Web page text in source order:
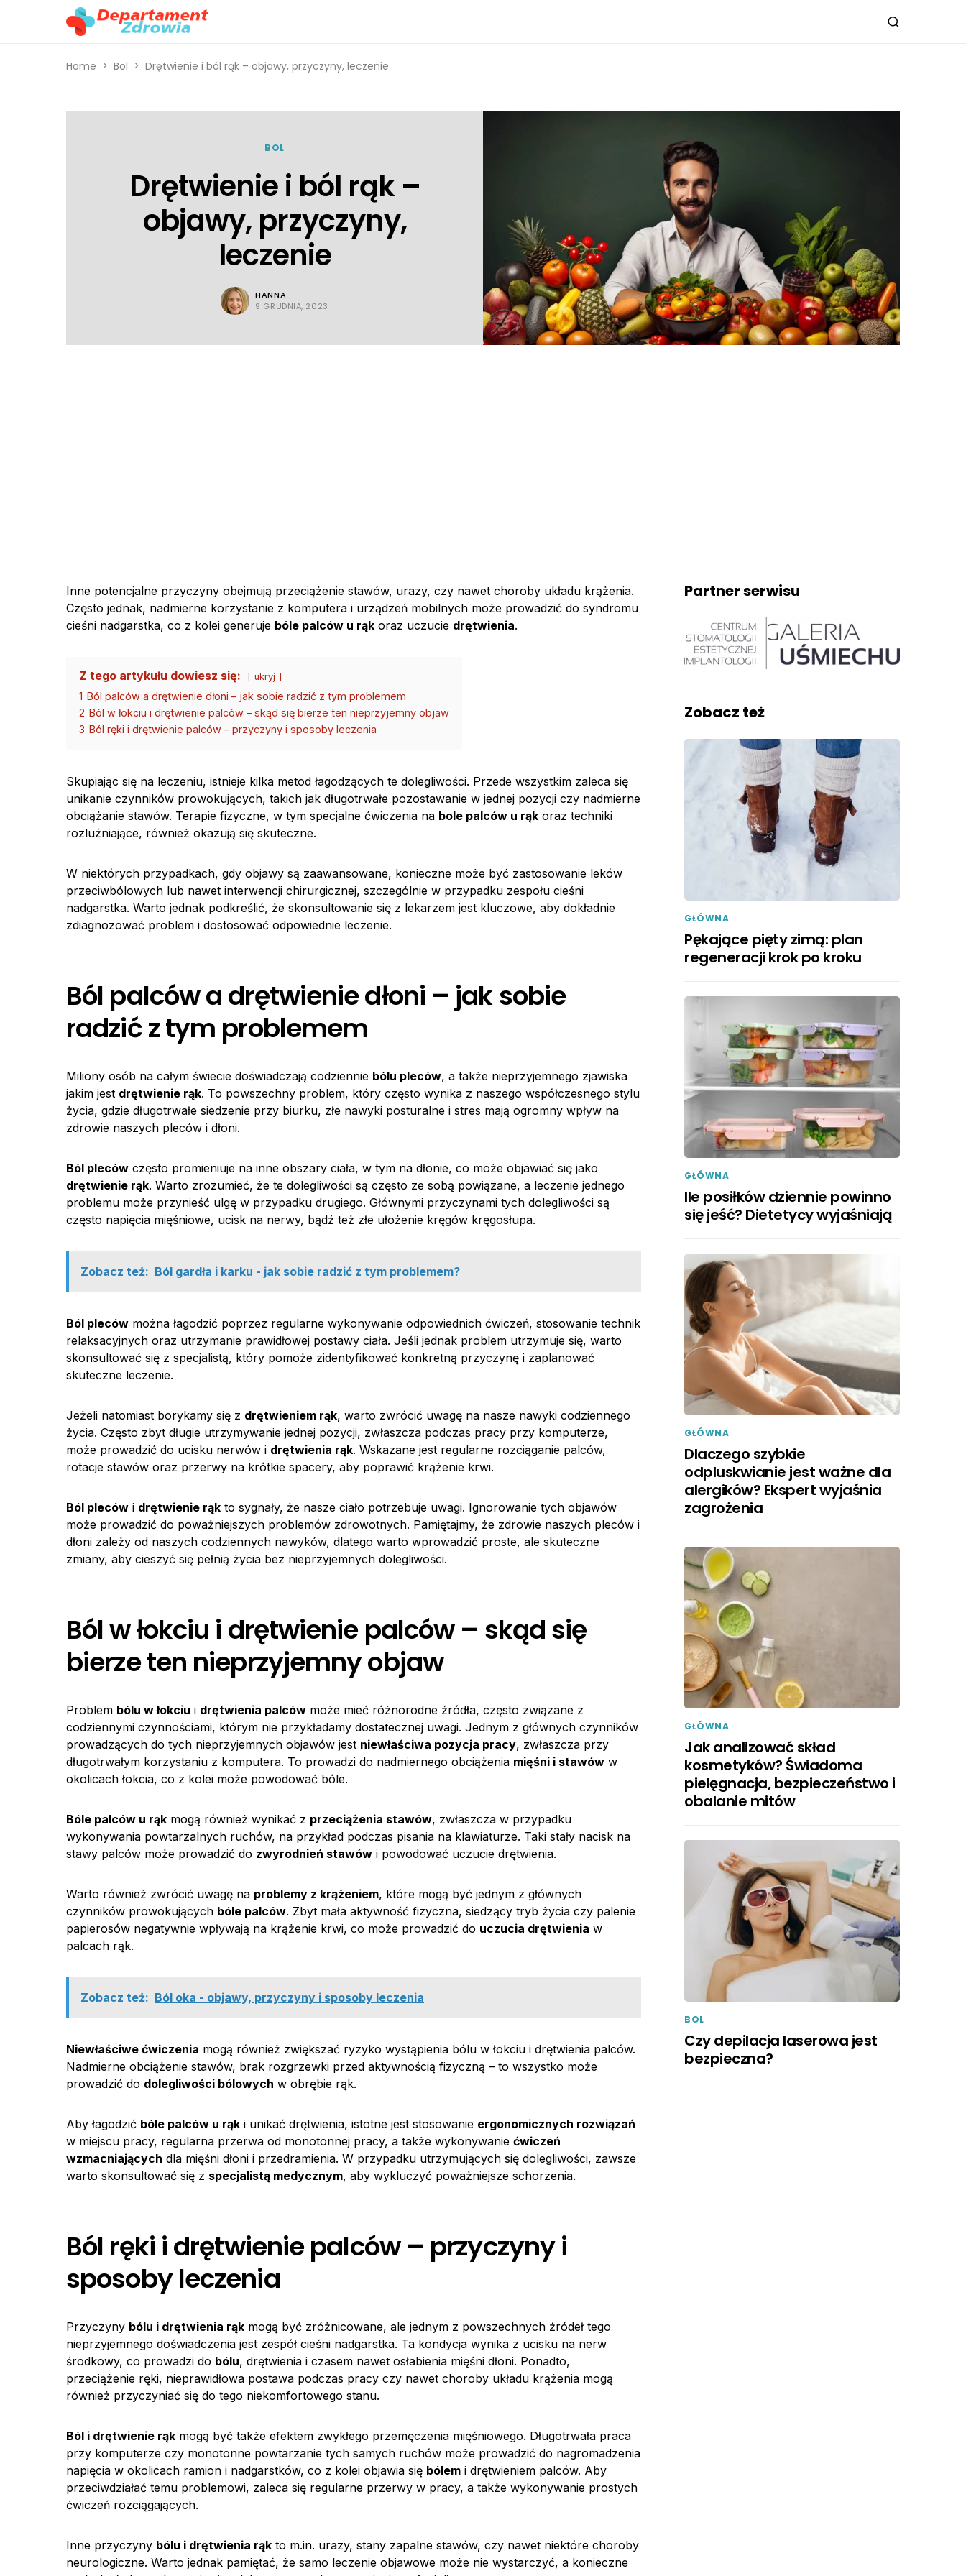
Home Bol Drętwienie i ból rąk – objawy, przyczyny, leczenie
BOL
Drętwienie i ból rąk –
objawy, przyczyny,
leczenie
HANNA
9 GRUDNIA, 2023
Inne potencjalne przyczyny obejmują przeciążenie stawów, urazy, czy nawet choroby układu krążenia.
Często jednak, nadmierne korzystanie z komputera i urządzeń mobilnych może prowadzić do syndromu
cieśni nadgarstka, co z kolei generuje bóle palców u rąk oraz uczucie drętwienia.
Z tego artykułu dowiesz się: ukryj
1 Ból palców a drętwienie dłoni – jak sobie radzić z tym problemem
2 Ból w łokciu i drętwienie palców – skąd się bierze ten nieprzyjemny objaw
3 Ból ręki i drętwienie palców – przyczyny i sposoby leczenia
Skupiając się na leczeniu, istnieje kilka metod łagodzących te dolegliwości. Przede wszystkim zaleca się
unikanie czynników prowokujących, takich jak długotrwałe pozostawanie w jednej pozycji czy nadmierne
obciążanie stawów. Terapie fizyczne, w tym specjalne ćwiczenia na bole palców u rąk oraz techniki
rozluźniające, również okazują się skuteczne.
W niektórych przypadkach, gdy objawy są zaawansowane, konieczne może być zastosowanie leków
przeciwbólowych lub nawet interwencji chirurgicznej, szczególnie w przypadku zespołu cieśni
nadgarstka. Warto jednak podkreślić, że skonsultowanie się z lekarzem jest kluczowe, aby dokładnie
zdiagnozować problem i dostosować odpowiednie leczenie.
Ból palców a drętwienie dłoni – jak sobie
radzić z tym problemem
Miliony osób na całym świecie doświadczają codziennie bólu pleców, a także nieprzyjemnego zjawiska
jakim jest drętwienie rąk. To powszechny problem, który często wynika z naszego współczesnego stylu
życia, gdzie długotrwałe siedzenie przy biurku, złe nawyki posturalne i stres mają ogromny wpływ na
zdrowie naszych pleców i dłoni.
Ból pleców często promieniuje na inne obszary ciała, w tym na dłonie, co może objawiać się jako
drętwienie rąk. Warto zrozumieć, że te dolegliwości są często ze sobą powiązane, a leczenie jednego
problemu może przynieść ulgę w przypadku drugiego. Głównymi przyczynami tych dolegliwości są
często napięcia mięśniowe, ucisk na nerwy, bądź też złe ułożenie kręgów kręgosłupa.
Zobacz też: Ból gardła i karku - jak sobie radzić z tym problemem?
Ból pleców można łagodzić poprzez regularne wykonywanie odpowiednich ćwiczeń, stosowanie technik
relaksacyjnych oraz utrzymanie prawidłowej postawy ciała. Jeśli jednak problem utrzymuje się, warto
skonsultować się z specjalistą, który pomoże zidentyfikować konkretną przyczynę i zaplanować
skuteczne leczenie.
Jeżeli natomiast borykamy się z drętwieniem rąk, warto zwrócić uwagę na nasze nawyki codziennego
życia. Często zbyt długie utrzymywanie jednej pozycji, zwłaszcza podczas pracy przy komputerze,
może prowadzić do ucisku nerwów i drętwienia rąk. Wskazane jest regularne rozciąganie palców,
rotacje stawów oraz przerwy na krótkie spacery, aby poprawić krążenie krwi.
Ból pleców i drętwienie rąk to sygnały, że nasze ciało potrzebuje uwagi. Ignorowanie tych objawów
może prowadzić do poważniejszych problemów zdrowotnych. Pamiętajmy, że zdrowie naszych pleców i
dłoni zależy od naszych codziennych nawyków, dlatego warto wprowadzić proste, ale skuteczne
zmiany, aby cieszyć się pełnią życia bez nieprzyjemnych dolegliwości.
Ból w łokciu i drętwienie palców – skąd się
bierze ten nieprzyjemny objaw
Problem bólu w łokciu i drętwienia palców może mieć różnorodne źródła, często związane z
codziennymi czynnościami, którym nie przykładamy dostatecznej uwagi. Jednym z głównych czynników
prowadzących do tych nieprzyjemnych objawów jest niewłaściwa pozycja pracy, zwłaszcza przy
długotrwałym korzystaniu z komputera. To prowadzi do nadmiernego obciążenia mięśni i stawów w
okolicach łokcia, co z kolei może powodować bóle.
Bóle palców u rąk mogą również wynikać z przeciążenia stawów, zwłaszcza w przypadku
wykonywania powtarzalnych ruchów, na przykład podczas pisania na klawiaturze. Taki stały nacisk na
stawy palców może prowadzić do zwyrodnień stawów i powodować uczucie drętwienia.
Warto również zwrócić uwagę na problemy z krążeniem, które mogą być jednym z głównych
czynników prowokujących bóle palców. Zbyt mała aktywność fizyczna, siedzący tryb życia czy palenie
papierosów negatywnie wpływają na krążenie krwi, co może prowadzić do uczucia drętwienia w
palcach rąk.
Zobacz też: Ból oka - objawy, przyczyny i sposoby leczenia
Niewłaściwe ćwiczenia mogą również zwiększać ryzyko wystąpienia bólu w łokciu i drętwienia palców.
Nadmierne obciążenie stawów, brak rozgrzewki przed aktywnością fizyczną – to wszystko może
prowadzić do dolegliwości bólowych w obrębie rąk.
Aby łagodzić bóle palców u rąk i unikać drętwienia, istotne jest stosowanie ergonomicznych rozwiązań
w miejscu pracy, regularna przerwa od monotonnej pracy, a także wykonywanie ćwiczeń
wzmacniających dla mięśni dłoni i przedramienia. W przypadku utrzymujących się dolegliwości, zawsze
warto skonsultować się z specjalistą medycznym, aby wykluczyć poważniejsze schorzenia.
Ból ręki i drętwienie palców – przyczyny i
sposoby leczenia
Przyczyny bólu i drętwienia rąk mogą być zróżnicowane, ale jednym z powszechnych źródeł tego
nieprzyjemnego doświadczenia jest zespół cieśni nadgarstka. Ta kondycja wynika z ucisku na nerw
środkowy, co prowadzi do bólu, drętwienia i czasem nawet osłabienia mięśni dłoni. Ponadto,
przeciążenie ręki, nieprawidłowa postawa podczas pracy czy nawet choroby układu krążenia mogą
również przyczyniać się do tego niekomfortowego stanu.
Ból i drętwienie rąk mogą być także efektem zwykłego przemęczenia mięśniowego. Długotrwała praca
przy komputerze czy monotonne powtarzanie tych samych ruchów może prowadzić do nagromadzenia
napięcia w okolicach ramion i nadgarstków, co z kolei objawia się bólem i drętwieniem palców. Aby
przeciwdziałać temu problemowi, zaleca się regularne przerwy w pracy, a także wykonywanie prostych
ćwiczeń rozciągających.
Inne przyczyny bólu i drętwienia rąk to m.in. urazy, stany zapalne stawów, czy nawet niektóre choroby
neurologiczne. Warto jednak pamiętać, że samo leczenie objawowe może nie wystarczyć, a konieczne
Partner serwisu
Zobacz też
GŁÓWNA
Pękające pięty zimą: plan
regeneracji krok po kroku
GŁÓWNA
Ile posiłków dziennie powinno
się jeść? Dietetycy wyjaśniają
GŁÓWNA
Dlaczego szybkie
odpluskwianie jest ważne dla
alergików? Ekspert wyjaśnia
zagrożenia
GŁÓWNA
Jak analizować skład
kosmetyków? Świadoma
pielęgnacja, bezpieczeństwo i
obalanie mitów
BOL
Czy depilacja laserowa jest
bezpieczna?